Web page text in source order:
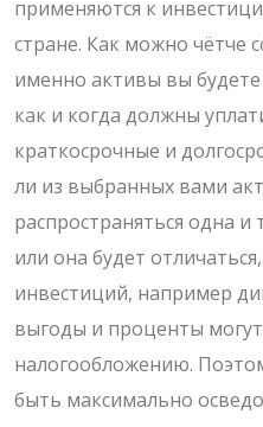
применяются к
стране. Как можно чётче
именно активы вы
как и когда должны
краткосрочные и
ли из выбранных вами
распространяться одна
или она будет
инвестиций, например
выгоды и проценты
налогообложению.
быть максимально